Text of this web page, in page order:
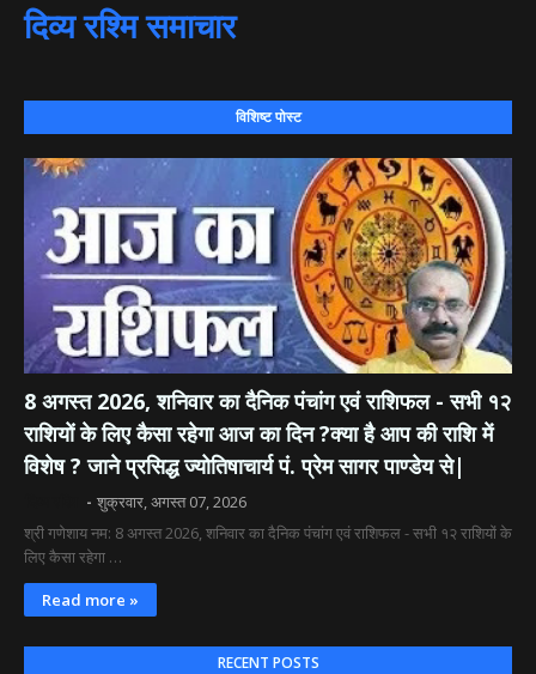
दिव्य रश्मि समाचार
विशिष्ट पोस्ट
8 अगस्त 2026, शनिवार का दैनिक पंचांग एवं राशिफल - सभी १२
राशियों के लिए कैसा रहेगा आज का दिन ?क्या है आप की राशि में
विशेष ? जाने प्रसिद्ध ज्योतिषाचार्य पं. प्रेम सागर पाण्डेय से|
शुक्रवार, अगस्त 07, 2026
श्री गणेशाय नम: 8 अगस्त 2026, शनिवार का दैनिक पंचांग एवं राशिफल - सभी १२ राशियों के
लिए कैसा रहेगा …
Read more »
RECENT POSTS